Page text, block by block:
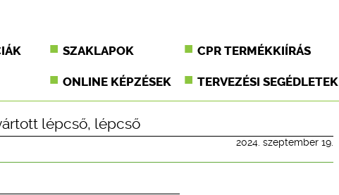
SZAKLAPOK CPR TERMÉKKIÍRÁS
ONLINE KÉPZÉSEK TERVEZÉSI SEGÉDLETEK
lépcső, lépcső
2024. szeptember 19.